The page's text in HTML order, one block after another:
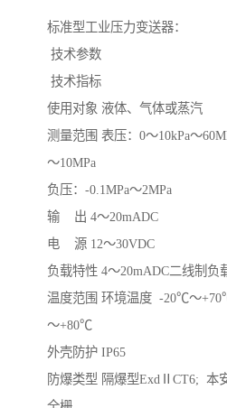
标准型工业压力变送器：
技术参数
技术指标
使用对象 液体、气体或蒸汽
测量范围 表压：0～10kPa～
～10MPa
负压：-0.1MPa～2MPa
输 出 4～20mADC
电 源 12～30VDC
负载特性 4～20mADC二线制负
温度范围 环境温度 -20℃～
～+80℃
外壳防护 IP65
防爆类型 隔爆型ExdⅡCT6; 本